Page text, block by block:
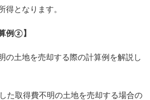
得となります。
例②】
の土地を売却する際の計算例を解説し
た取得費不明の土地を売却する場合の